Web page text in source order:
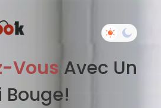
Vous Avec Un
Bouge!